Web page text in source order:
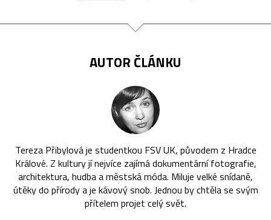
AUTOR ČLÁNKU
Tereza Přibylová je studentkou FSV UK, původem z Hradce
Králové. Z kultury jí nejvíce zajímá dokumentární fotografie,
architektura, hudba a městská móda. Miluje velké snídaně,
útěky do přírody a je kávový snob. Jednou by chtěla se svým
přítelem projet celý svět.